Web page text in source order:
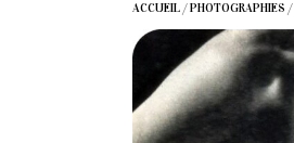
ACCUEIL /PHOTOGRAPHIES /